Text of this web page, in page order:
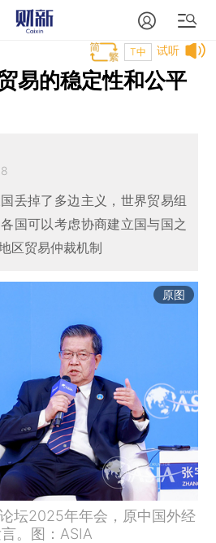
试听
T中
易的稳定性和公平
丢掉了多边主义，世界贸易组
国可以考虑协商建立国与国之
区贸易仲裁机制
原图
坛2025年年会，原中国外经
。图：ASIA